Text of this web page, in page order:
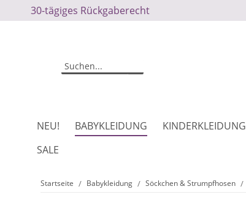
30-tägiges Rückgaberecht
NEU! BABYKLEIDUNG KINDERKLEIDUNG
SALE
Startseite Babykleidung Söckchen & Strumpfhosen